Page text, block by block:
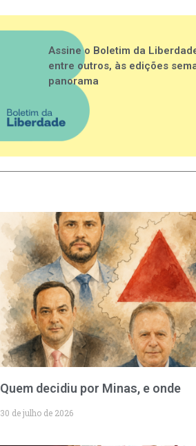
Assine o Boletim da
entre outros, às edições
panorama
Quem decidiu por Minas, e onde
30 de julho de 2026